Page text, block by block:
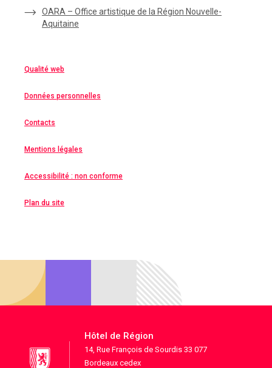
OARA – Office artistique de la Région Nouvelle-
Aquitaine
Qualité web
Données personnelles
Contacts
Mentions légales
Accessibilité : non conforme
Plan du site
Hôtel de Région
14, Rue François de Sourdis 33 077
Bordeaux cedex